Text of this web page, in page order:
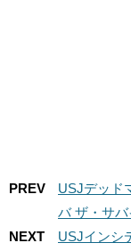
PREV
USJデッド
バ ザ・サ
NEXT
USJインシ